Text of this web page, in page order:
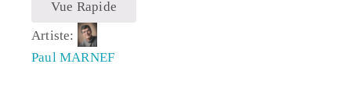
Vue Rapide
Artiste:
Paul MARNEF